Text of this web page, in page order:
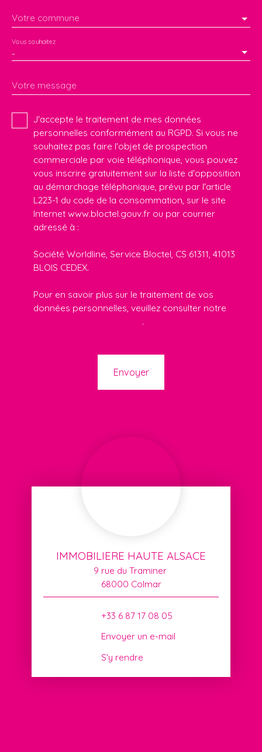
Votre commune
-
Vous souhaitez
Votre message
J'accepte le traitement de mes données
personnelles conformément au RGPD. Si vous ne
souhaitez pas faire l'objet de prospection
commerciale par voie téléphonique, vous pouvez
vous inscrire gratuitement sur la liste d'opposition
au démarchage téléphonique, prévu par l'article
L223-1 du code de la consommation, sur le site
Internet www.bloctel.gouv.fr ou par courrier
adressé à :
Société Worldline, Service Bloctel, CS 61311, 41013
BLOIS CEDEX.
Pour en savoir plus sur le traitement de vos
données personnelles, veuillez consulter notre
.
Envoyer
IMMOBILIERE HAUTE ALSACE
9 rue du Traminer
68000 Colmar
+33 6 87 17 08 05
Envoyer un e-mail
S'y rendre